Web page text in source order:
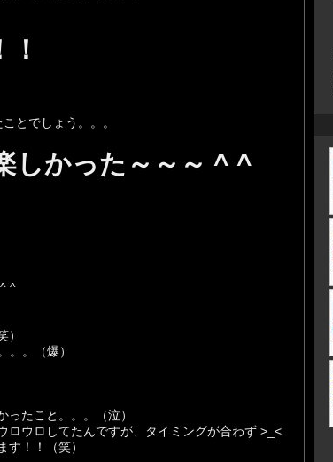
とでしょう。。。
しかった～～～ ^ ^
^
。。（爆）
ったこと。。。（泣）
ロウロしてたんですが、タイミングが合わず >_<
！！（笑）